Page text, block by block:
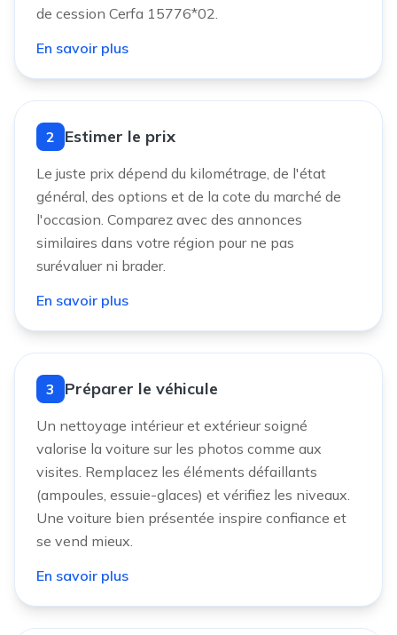
de cession Cerfa 15776*02.
En savoir plus
2 Estimer le prix
Le juste prix dépend du kilométrage, de l'état
général, des options et de la cote du marché de
l'occasion. Comparez avec des annonces
similaires dans votre région pour ne pas
surévaluer ni brader.
En savoir plus
3 Préparer le véhicule
Un nettoyage intérieur et extérieur soigné
valorise la voiture sur les photos comme aux
visites. Remplacez les éléments défaillants
(ampoules, essuie-glaces) et vérifiez les niveaux.
Une voiture bien présentée inspire confiance et
se vend mieux.
En savoir plus